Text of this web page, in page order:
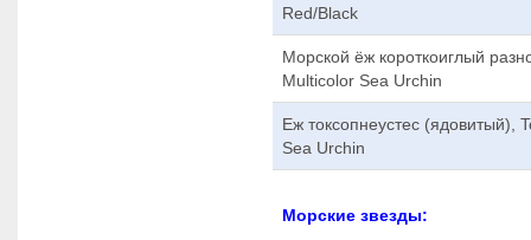
Red/Black
Морской ёж короткоиглый
Multicolor Sea Urchin
Еж токсопнеустес (ядовитый),
Sea Urchin
Морские звезды: